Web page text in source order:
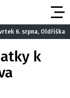
6. srpna, Oldřiška
k